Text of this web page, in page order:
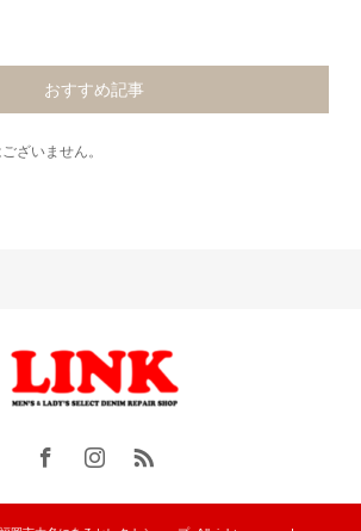
おすすめ記事
ざいません。